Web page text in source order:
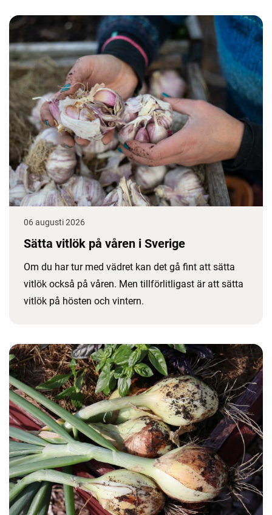
06 augusti 2026
Sätta vitlök på våren i Sverige
Om du har tur med vädret kan det gå fint att sätta
vitlök också på våren. Men tillförlitligast är att sätta
vitlök på hösten och vintern.